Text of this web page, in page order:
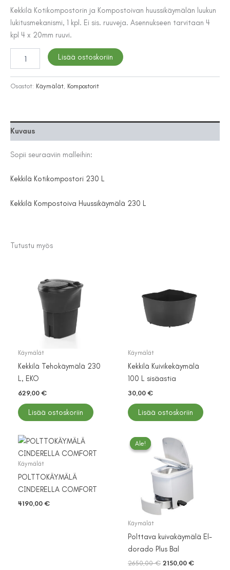
Kekkilä Kotikompostorin ja Kompostoivan huussikäymälän luukun
lukitusmekanismi, 1 kpl. Ei sis. ruuveja. Asennukseen tarvitaan 4
kpl 4 x 20mm ruuvi.
Luukun
määrä
Lisää ostoskoriin
Osastot: Käymälät Kompostorit
Kuvaus
Sopii seuraaviin malleihin:
Kekkilä Kotikompostori 230 L
Kekkilä Kompostoiva Huussikäymälä 230 L
Tutustu myös
Käymälät
Kekkilä Tehokäymälä 230
L, EKO
629,00 €
Lisää ostoskoriin
Käymälät
Kekkilä Kuivikekäymälä
100 L sisäastia
30,00 €
Lisää ostoskoriin
Käymälät
POLTTOKÄYMÄLÄ
CINDERELLA COMFORT
4190,00 €
Ale!
Ale!
Käymälät
Polttava kuivakäymälä El-
dorado Plus Bal
2650,00€ Alkuperäinen
2150,00 €Nykyinen